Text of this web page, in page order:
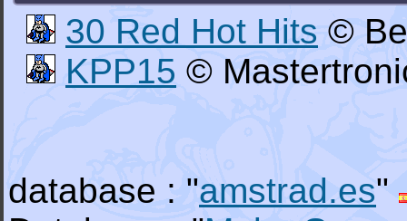
30 Red Hot Hits ©
KPP15 ©
database : "amstrad.es"